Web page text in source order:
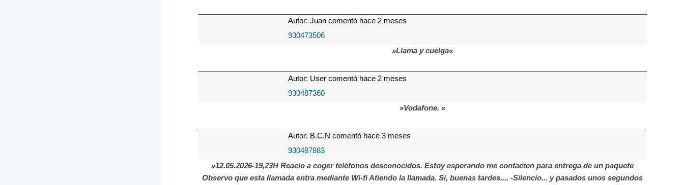
Autor: Juan comentó hace 2 meses
930473506
»Llama y cuelga«
Autor: User comentó hace 2 meses
930487360
»Vodafone. «
Autor: B.C.N comentó hace 3 meses
930487883
»12.05.2026-19,23H Reacio a coger teléfonos desconocidos. Estoy esperando me contacten para entrega de un paquete
Observo que esta llamada entra mediante Wi-fi Atiendo la llamada. Sí, buenas tardes.... -Silencio... y pasados unos segundos